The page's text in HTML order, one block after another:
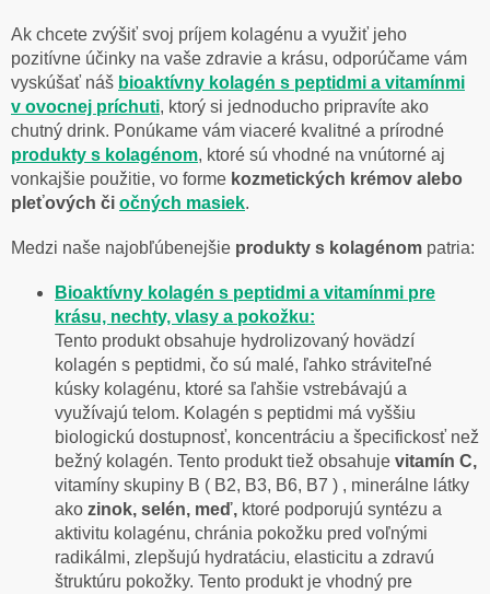
Ak chcete zvýšiť svoj príjem kolagénu a využiť jeho
pozitívne účinky na vaše zdravie a krásu, odporúčame vám
vyskúšať náš bioaktívny kolagén s peptidmi a vitamínmi
v ovocnej príchuti, ktorý si jednoducho pripravíte ako
chutný drink. Ponúkame vám viaceré kvalitné a prírodné
produkty s kolagénom, ktoré sú vhodné na vnútorné aj
vonkajšie použitie, vo forme kozmetických krémov alebo
pleťových či očných masiek.
Medzi naše najobľúbenejšie produkty s kolagénom patria:
Bioaktívny kolagén s peptidmi a vitamínmi pre
krásu, nechty, vlasy a pokožku:
Tento produkt obsahuje hydrolizovaný hovädzí
kolagén s peptidmi, čo sú malé, ľahko stráviteľné
kúsky kolagénu, ktoré sa ľahšie vstrebávajú a
využívajú telom. Kolagén s peptidmi má vyššiu
biologickú dostupnosť, koncentráciu a špecifickosť než
bežný kolagén. Tento produkt tiež obsahuje vitamín C,
vitamíny skupiny B ( B2, B3, B6, B7 ) , minerálne látky
ako zinok, selén, meď, ktoré podporujú syntézu a
aktivitu kolagénu, chránia pokožku pred voľnými
radikálmi, zlepšujú hydratáciu, elasticitu a zdravú
štruktúru pokožky. Tento produkt je vhodný pre